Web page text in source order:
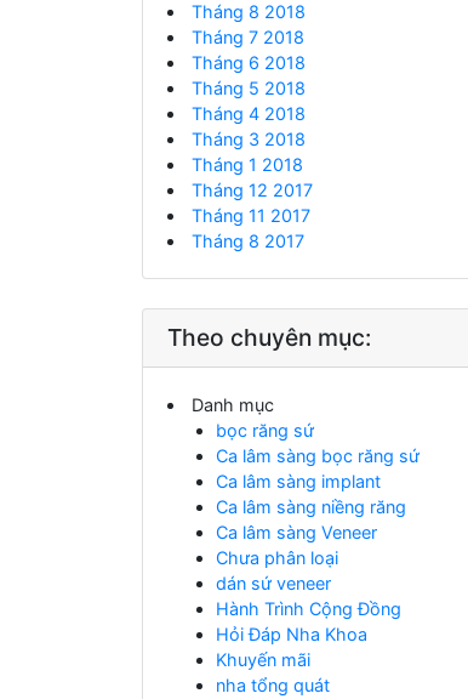
Tháng 8 2018
Tháng 7 2018
Tháng 6 2018
Tháng 5 2018
Tháng 4 2018
Tháng 3 2018
Tháng 1 2018
Tháng 12 2017
Tháng 11 2017
Tháng 8 2017
Theo chuyên mục:
Danh mục
bọc răng sứ
Ca lâm sàng bọc răng sứ
Ca lâm sàng implant
Ca lâm sàng niềng răng
Ca lâm sàng Veneer
Chưa phân loại
dán sứ veneer
Hành Trình Cộng Đồng
Hỏi Đáp Nha Khoa
Khuyến mãi
nha tổng quát